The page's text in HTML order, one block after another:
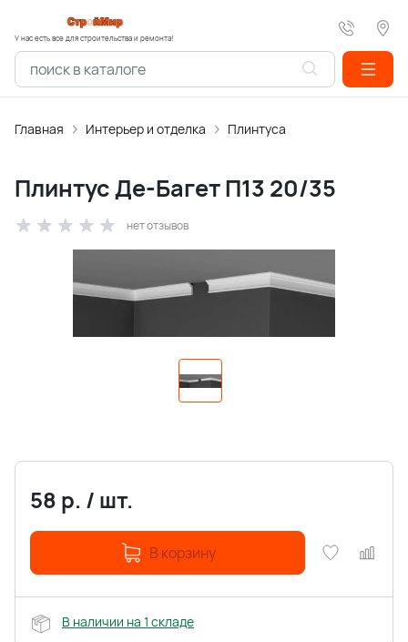
У нас есть все для строительства и ремонта!
Главная Интерьер и отделка Плинтуса
Плинтус Де-Багет П13 20/35
нет отзывов
58 р. / шт.
В корзину
В наличии на 1 складе